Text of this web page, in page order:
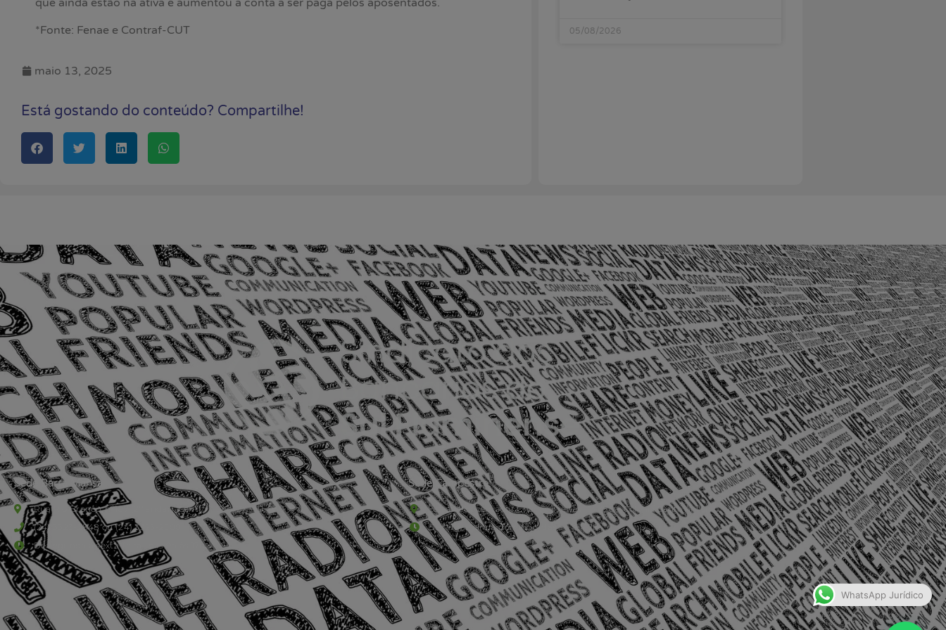
que ainda estão na ativa e aumentou a conta a ser paga pelos aposentados.
*Fonte: Fenae e Contraf-CUT
maio 13, 2025
Está gostando do conteúdo? Compartilhe!
05/08/2026
Sede Barra Mansa
Rua Rio Branco, nº107 (2º andar), Centro - Cep: 27.330-030
(24) 3323-2848 ou (24) 3323-2500
De segunda à sexta-feira , das 9h às 17h.
Sede Campestre:
Estrada Governador Chagas Freitas – 3.780 – Colônia Santo Antônio – Barra Mansa
De terça-feira a domingo, das 9h às 17h
WhatsApp Jurídico